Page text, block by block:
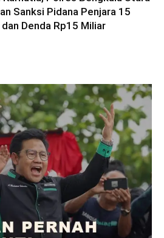
Sanksi Pidana Penjara 15
dan Denda Rp15 Miliar